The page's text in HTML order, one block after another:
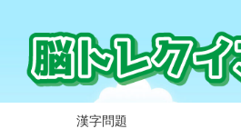
漢字問題